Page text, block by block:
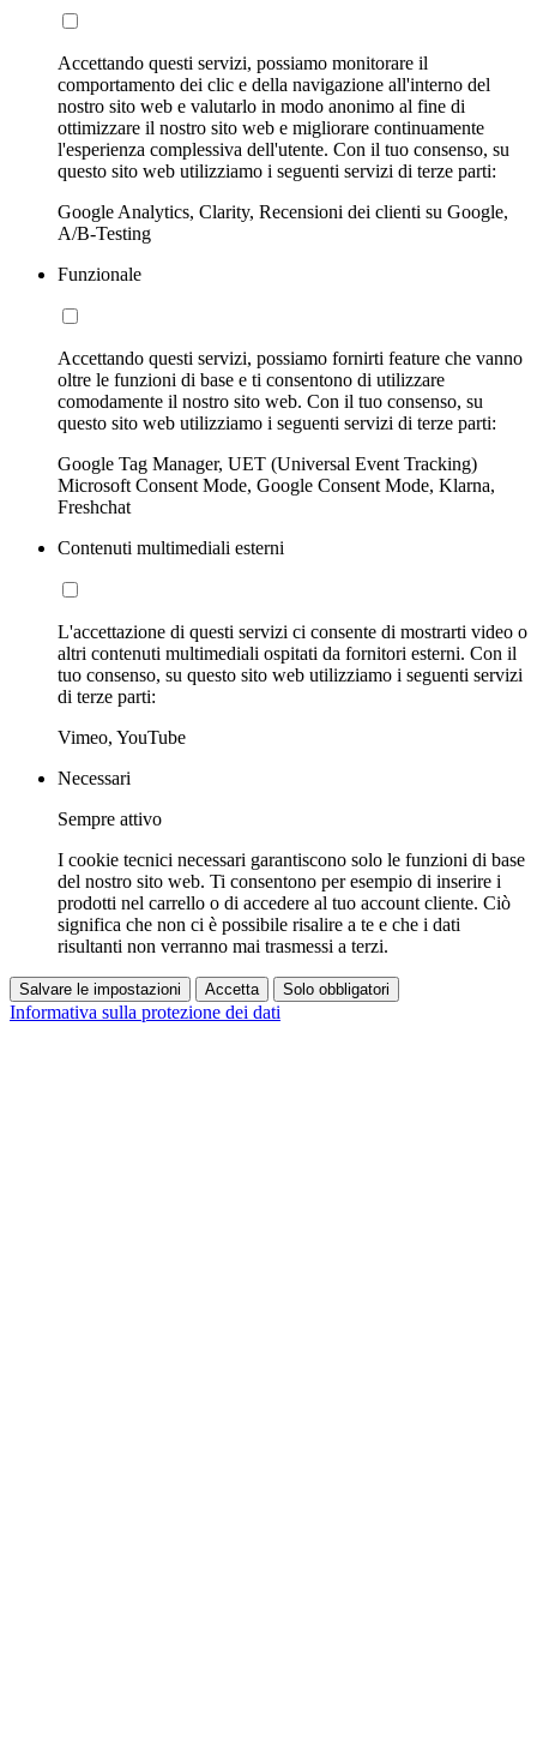
Accettando questi servizi, possiamo monitorare il
comportamento dei clic e della navigazione all'interno del
nostro sito web e valutarlo in modo anonimo al fine di
ottimizzare il nostro sito web e migliorare continuamente
l'esperienza complessiva dell'utente. Con il tuo consenso, su
questo sito web utilizziamo i seguenti servizi di terze parti:
Google Analytics, Clarity, Recensioni dei clienti su Google,
A/B-Testing
Funzionale
Accettando questi servizi, possiamo fornirti feature che vanno
oltre le funzioni di base e ti consentono di utilizzare
comodamente il nostro sito web. Con il tuo consenso, su
questo sito web utilizziamo i seguenti servizi di terze parti:
Google Tag Manager, UET (Universal Event Tracking)
Microsoft Consent Mode, Google Consent Mode, Klarna,
Freshchat
Contenuti multimediali esterni
L'accettazione di questi servizi ci consente di mostrarti video o
altri contenuti multimediali ospitati da fornitori esterni. Con il
tuo consenso, su questo sito web utilizziamo i seguenti servizi
di terze parti:
Vimeo, YouTube
Necessari
Sempre attivo
I cookie tecnici necessari garantiscono solo le funzioni di base
del nostro sito web. Ti consentono per esempio di inserire i
prodotti nel carrello o di accedere al tuo account cliente. Ciò
significa che non ci è possibile risalire a te e che i dati
risultanti non verranno mai trasmessi a terzi.
Salvare le impostazioni Accetta Solo obbligatori
Informativa sulla protezione dei dati